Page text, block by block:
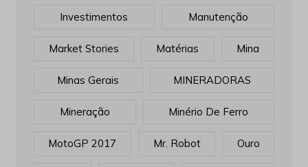
Investimentos Manutenção
Market Stories Matérias Mina
Minas Gerais MINERADORAS
Mineração Minério De Ferro
MotoGP 2017 Mr. Robot Ouro